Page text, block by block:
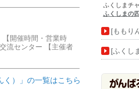
【開催時間・営業時
流センター 【主催者
く）」の一覧はこちら
ふくしまチ
ふくしまの
[ももり
[ふくし